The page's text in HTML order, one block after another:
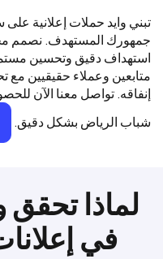
تبني وايد حملات إعلانية
جمهورك المستهدف. نصمم
استهداف دقيق وتحسين
متابعين وعملاء حقيقيين
إنفاقه. تواصل معنا الآن
شباب الرياض بشكل دقيق.
لماذا تحقق
في